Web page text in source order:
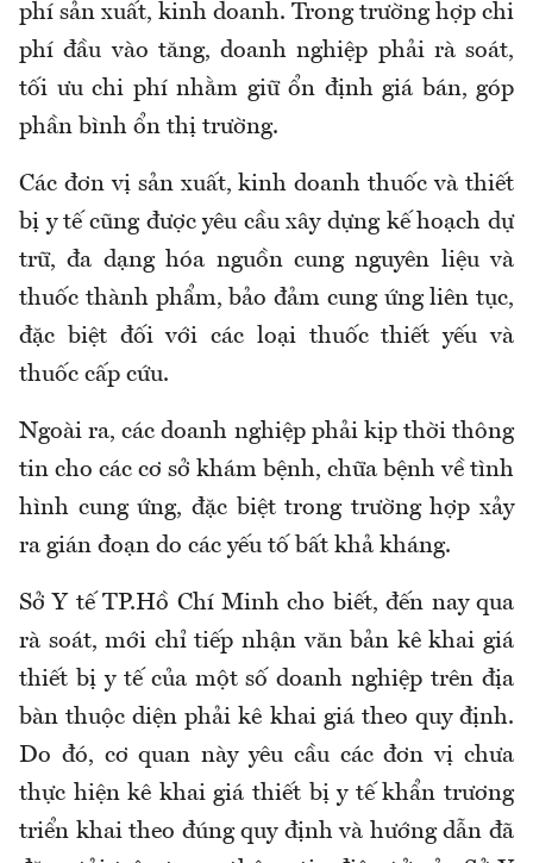
phí sản xuất, kinh doanh. Trong trường hợp chi
phí đầu vào tăng, doanh nghiệp phải rà soát,
tối ưu chi phí nhằm giữ ổn định giá bán, góp
phần bình ổn thị trường.
Các đơn vị sản xuất, kinh doanh thuốc và thiết
bị y tế cũng được yêu cầu xây dựng kế hoạch dự
trữ, đa dạng hóa nguồn cung nguyên liệu và
thuốc thành phẩm, bảo đảm cung ứng liên tục,
đặc biệt đối với các loại thuốc thiết yếu và
thuốc cấp cứu.
Ngoài ra, các doanh nghiệp phải kịp thời thông
tin cho các cơ sở khám bệnh, chữa bệnh về tình
hình cung ứng, đặc biệt trong trường hợp xảy
ra gián đoạn do các yếu tố bất khả kháng.
Sở Y tế TP.Hồ Chí Minh cho biết, đến nay qua
rà soát, mới chỉ tiếp nhận văn bản kê khai giá
thiết bị y tế của một số doanh nghiệp trên địa
bàn thuộc diện phải kê khai giá theo quy định.
Do đó, cơ quan này yêu cầu các đơn vị chưa
thực hiện kê khai giá thiết bị y tế khẩn trương
triển khai theo đúng quy định và hướng dẫn đã